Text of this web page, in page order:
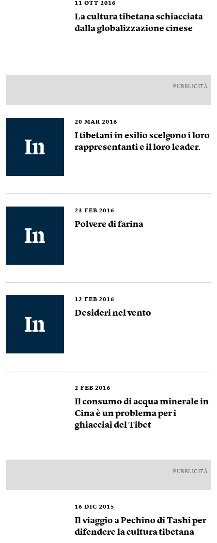
11 OTT 2016
La cultura tibetana schiacciata
dalla globalizzazione cinese
PUBBLICITÀ
20 MAR 2016
I tibetani in esilio scelgono i loro
rappresentanti e il loro leader.
23 FEB 2016
Polvere di farina
12 FEB 2016
Desideri nel vento
2 FEB 2016
Il consumo di acqua minerale in
Cina è un problema per i
ghiacciai del Tibet
PUBBLICITÀ
16 DIC 2015
Il viaggio a Pechino di Tashi per
difendere la cultura tibetana